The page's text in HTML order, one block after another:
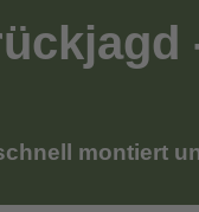
montiert